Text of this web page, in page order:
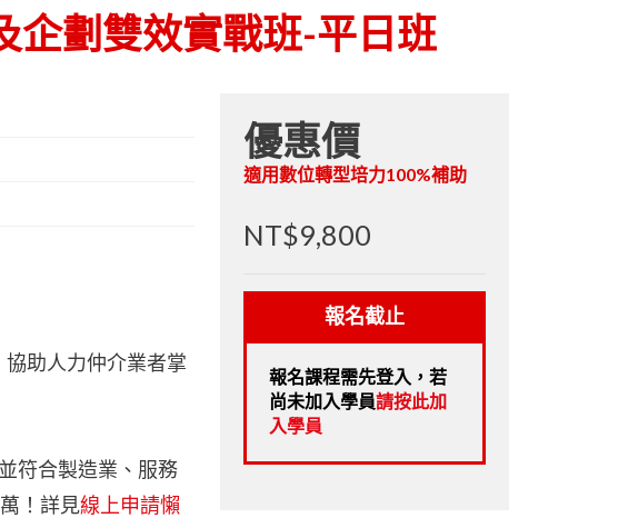
企劃雙效實戰班-平日班
助人力仲介業者掌
符合製造業、服務
！詳見線上申請懶
優惠價
適用數位轉型培力100%補助
NT$9,800
報名截止
報名課程需先登入，若
尚未加入學員請按此加
入學員